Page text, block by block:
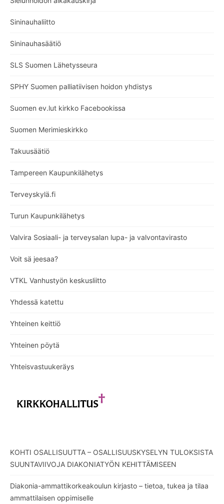
Sininauhaliitto
Sininauhasäätiö
SLS Suomen Lähetysseura
SPHY Suomen palliatiivisen hoidon yhdistys
Suomen ev.lut kirkko Facebookissa
Suomen Merimieskirkko
Takuusäätiö
Tampereen Kaupunkilähetys
Terveyskylä.fi
Turun Kaupunkilähetys
Valvira Sosiaali- ja terveysalan lupa- ja valvontavirasto
Voit sä jeesaa?
VTKL Vanhustyön keskusliitto
Yhdessä katettu
Yhteinen keittiö
Yhteinen pöytä
Yhteisvastuukeräys
KOHTI OSALLISUUTTA – OSALLISUUSKYSELYN TULOKSISTA
SUUNTAVIIVOJA DIAKONIATYÖN KEHITTÄMISEEN
Diakonia-ammattikorkeakoulun kirjasto – tietoa, tukea ja tilaa
ammattilaisen oppimiselle